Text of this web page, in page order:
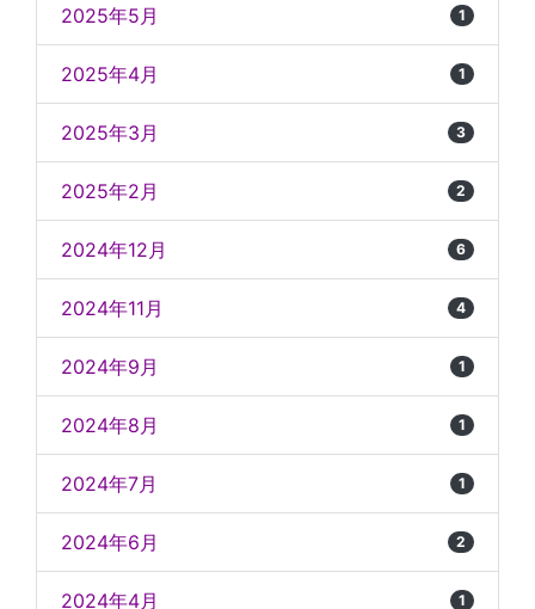
2025年5月 1
2025年4月 1
2025年3月 3
2025年2月 2
2024年12月 6
2024年11月 4
2024年9月 1
2024年8月 1
2024年7月 1
2024年6月 2
2024年4月 1